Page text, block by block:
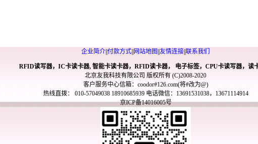
企业简介 付款方式 网站地图 友情连接 联系我们
RFID读写器，IC卡读卡器, 智能卡读卡器，RFID读卡器， 电子标签，CPU卡读写器，读
北京友我科技有限公司 版权所有 (C)2008-2020
客户服务中心信箱：coodor#126.com(将#改为@)
热线直拨： 010-57049038 18910685939 电话微信：13691531038，13671114914
京ICP备14016005号